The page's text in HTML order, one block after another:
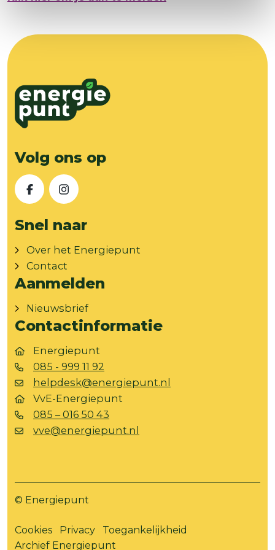
Volg ons op
FacebookInstagram
Snel naar
Over het Energiepunt
Contact
Aanmelden
Nieuwsbrief
Contactinformatie
Energiepunt
085 - 999 11 92
helpdesk@energiepunt.nl
VvE-Energiepunt
085 – 016 50 43
vve@energiepunt.nl
© Energiepunt
Cookies Privacy
Toegankelijkheid
Archief Energiepunt